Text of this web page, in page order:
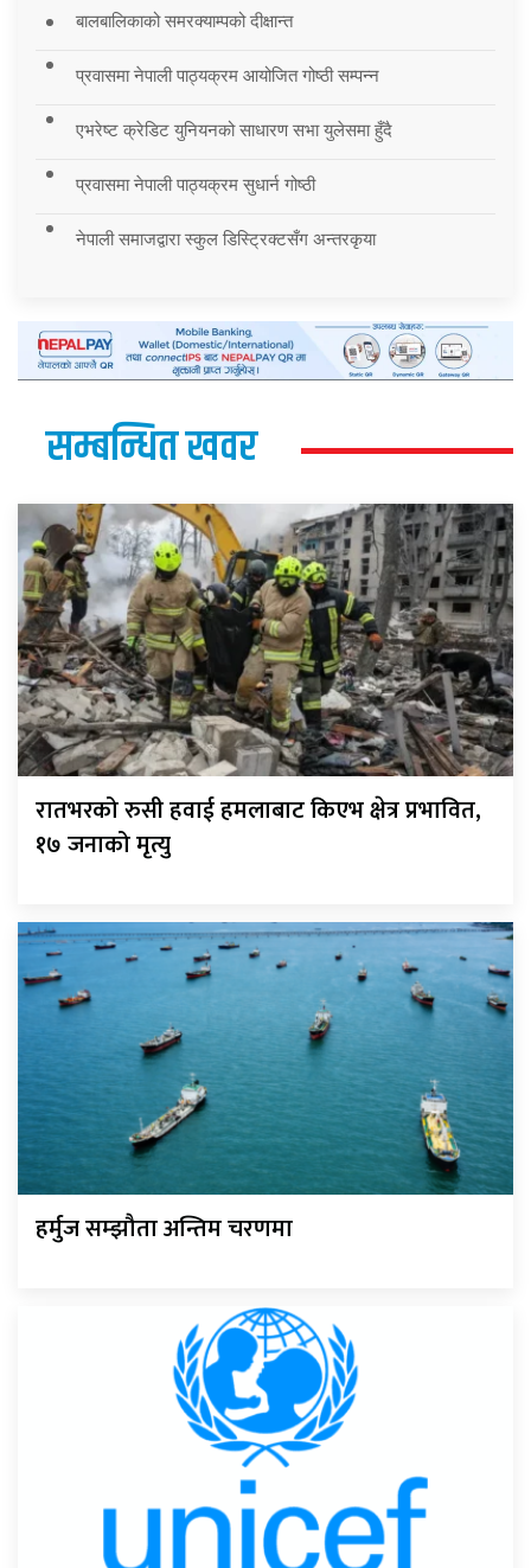
बालबालिकाको समरक्याम्पको दीक्षान्त
प्रवासमा नेपाली पाठ्यक्रम आयोजित गोष्ठी सम्पन्न
एभरेष्ट क्रेडिट युनियनको साधारण सभा युलेसमा हुँदै
प्रवासमा नेपाली पाठ्यक्रम सुधार्न गोष्ठी
नेपाली समाजद्वारा स्कुल डिस्ट्रिक्टसँग अन्तरकृया
सम्बन्धित खवर
रातभरको रुसी हवाई हमलाबाट किएभ क्षेत्र प्रभावित,
१७ जनाको मृत्यु
हर्मुज सम्झौता अन्तिम चरणमा